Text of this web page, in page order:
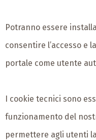
Potranno essere
consentire l’accesso e
portale come utente
I cookie tecnici sono
funzionamento del
permettere agli utenti